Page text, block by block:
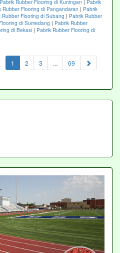
Pabrik Rubber Flooring di Kuningan | Pabrik
Rubber Flooring di Pangandaran | Pabrik
Rubber Flooring di Subang | Pabrik Rubber
di Sumedang | Pabrik Rubber
di Bekasi | Pabrik Rubber Flooring di
1 (current)
2 3 ... 69